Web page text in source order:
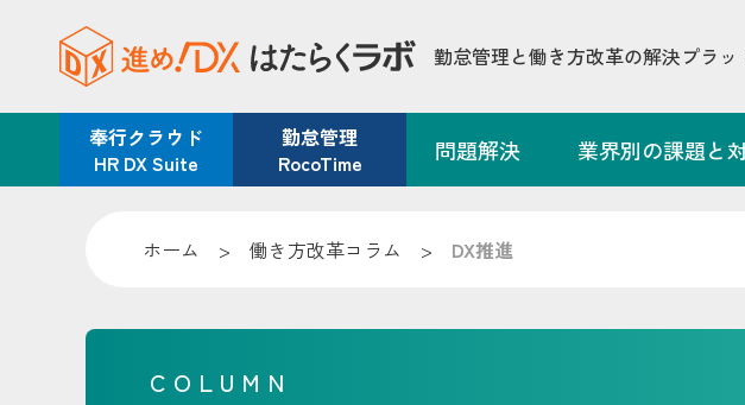
勤怠管理と働き方改革の解決プラッ
奉行クラウド
HR DX Suite
勤怠管理
RocoTime
問題解決 業界別の課題と
ホーム > 働き方改革コラム > DX推進
COLUMN